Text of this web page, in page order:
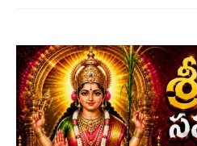
లలితా
సహస్రనామం
తెలుగులో